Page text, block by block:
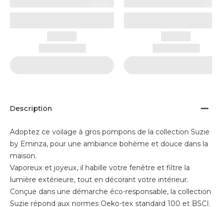
Description
Adoptez ce voilage à gros pompons de la collection Suzie
by Eminza, pour une ambiance bohème et douce dans la
maison.
Vaporeux et joyeux, il habille votre fenêtre et filtre la
lumière extérieure, tout en décorant votre intérieur.
Conçue dans une démarche éco-responsable, la collection
Suzie répond aux normes Oeko-tex standard 100 et BSCI.